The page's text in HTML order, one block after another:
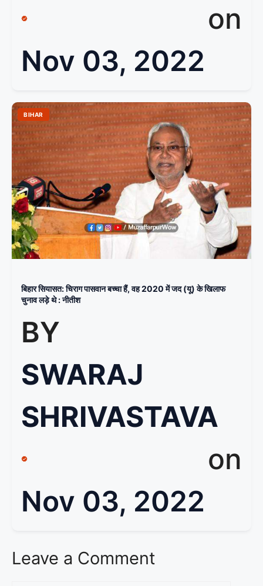
on
Nov 03, 2022
BIHAR
बिहार सियासत: चिराग पासवान बच्चा हैं, वह 2020 में जद (यू) के खिलाफ
चुनाव लड़े थे : नीतीश
BY
SWARAJ
SHRIVASTAVA
on
Nov 03, 2022
Leave a Comment